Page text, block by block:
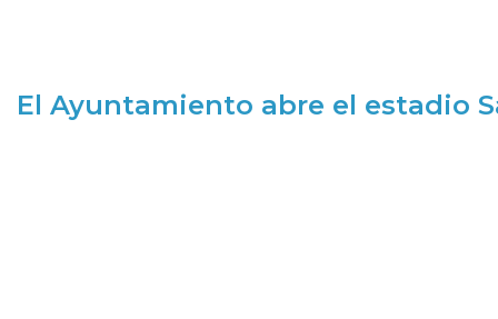
El Ayuntamiento abre el estadio